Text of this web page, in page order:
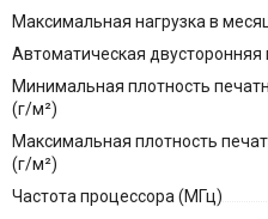
Максимальная нагрузка в
Автоматическая двусторонняя
Минимальная плотность
(г/м²)
Максимальная плотность
(г/м²)
Частота процессора (МГц)